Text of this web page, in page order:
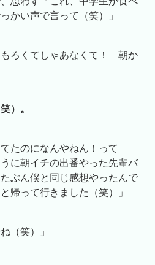
かい声で言って（笑）」
ろくてしゃあなくて！ 朝か
）。
たのになんやねん！って
に朝イチの出番やった先輩バ
ぶん僕と同じ感想やったんで
帰って行きました（笑）」
（笑）」